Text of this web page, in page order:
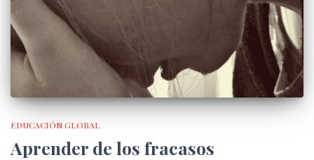
EDUCACIÓN GLOBAL
Aprender de los fracasos